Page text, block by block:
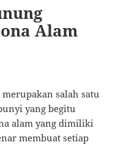
Alam
salah satu
yang begitu
alam yang dimiliki
membuat setiap